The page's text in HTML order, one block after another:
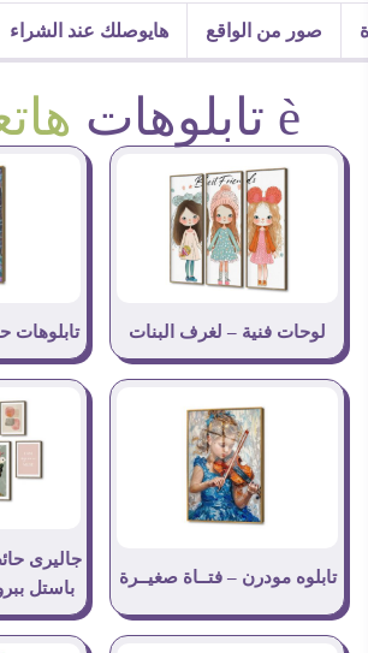
صور من الواقع هايوصلك عند الشراء
è تابلوهات
لوحات فنية – لغرف البنات تابلوهات
تابلوه مودرن – فتــاة صغيــرة
جاليرى
باستل